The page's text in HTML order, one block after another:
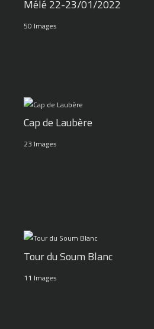
Mélé 22-23/01/2022
50 Images
Cap de Laubère
23 Images
Tour du Soum Blanc
11 Images